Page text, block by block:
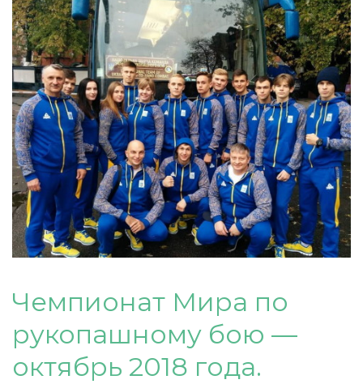
Чемпионат Мира по
рукопашному бою —
октябрь 2018 года.